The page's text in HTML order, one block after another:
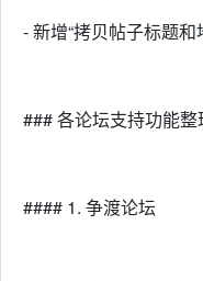
- 新增“拷贝帖子标题和
### 各论坛支持功能整
#### 1. 争渡论坛